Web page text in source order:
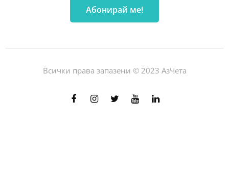
Всички права запазени © 2023 АзЧета